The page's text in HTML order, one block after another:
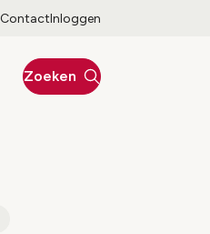
ContactInloggen
Zoeken